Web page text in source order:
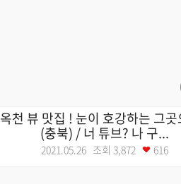
옥천 뷰 맛집 ! 눈이 호강하는 그
(충북) / 너 튜브? 나 구...
2021.05.26 조회 3,872 616